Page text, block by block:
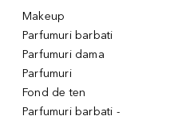
Makeup
Parfumuri barbati
Parfumuri dama
Parfumuri
Fond de ten
Parfumuri barbati -